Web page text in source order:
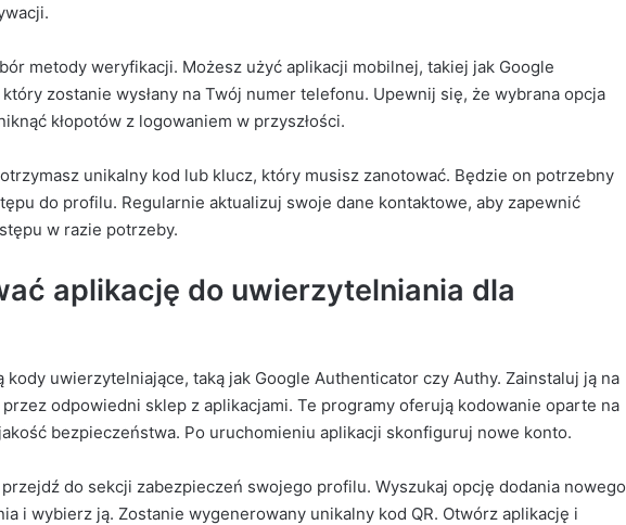
metody weryfikacji. Możesz użyć aplikacji mobilnej, takiej jak Google
zostanie wysłany na Twój numer telefonu. Upewnij się, że wybrana opcja
kłopotów z logowaniem w przyszłości.
unikalny kod lub klucz, który musisz zanotować. Będzie on potrzebny
do profilu. Regularnie aktualizuj swoje dane kontaktowe, aby zapewnić
w razie potrzeby.
aplikację do uwierzytelniania dla
uwierzytelniające, taką jak Google Authenticator czy Authy. Zainstaluj ją na
odpowiedni sklep z aplikacjami. Te programy oferują kodowanie oparte na
bezpieczeństwa. Po uruchomieniu aplikacji skonfiguruj nowe konto.
przejdź do sekcji zabezpieczeń swojego profilu. Wyszukaj opcję dodania nowego
i wybierz ją. Zostanie wygenerowany unikalny kod QR. Otwórz aplikację i